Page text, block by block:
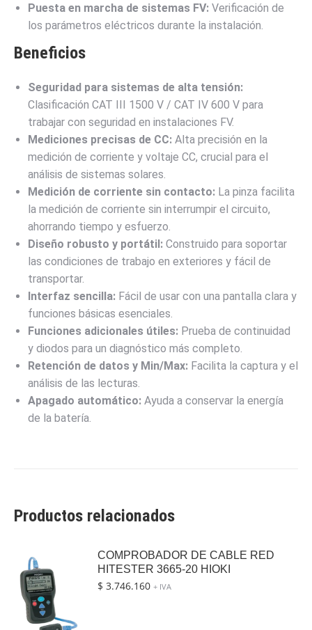
Puesta en marcha de sistemas FV: Verificación de
los parámetros eléctricos durante la instalación.
Beneficios
Seguridad para sistemas de alta tensión:
Clasificación CAT III 1500 V / CAT IV 600 V para
trabajar con seguridad en instalaciones FV.
Mediciones precisas de CC: Alta precisión en la
medición de corriente y voltaje CC, crucial para el
análisis de sistemas solares.
Medición de corriente sin contacto: La pinza facilita
la medición de corriente sin interrumpir el circuito,
ahorrando tiempo y esfuerzo.
Diseño robusto y portátil: Construido para soportar
las condiciones de trabajo en exteriores y fácil de
transportar.
Interfaz sencilla: Fácil de usar con una pantalla clara y
funciones básicas esenciales.
Funciones adicionales útiles: Prueba de continuidad
y diodos para un diagnóstico más completo.
Retención de datos y Min/Max: Facilita la captura y el
análisis de las lecturas.
Apagado automático: Ayuda a conservar la energía
de la batería.
Productos relacionados
COMPROBADOR DE CABLE RED
HITESTER 3665-20 HIOKI
$ 3.746.160 + IVA